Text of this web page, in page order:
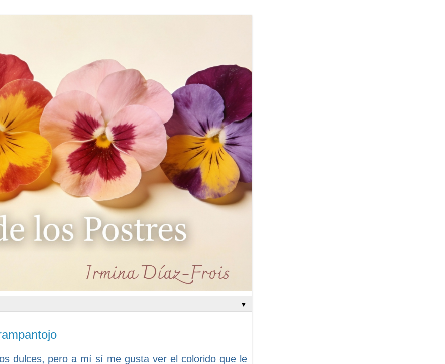
▼
dulces, pero a mí sí me gusta ver el colorido que le